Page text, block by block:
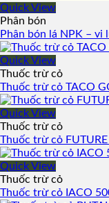
Quick View
Phân bón
Phân bón lá NPK – vi
Quick View
Thuốc trừ cỏ
Thuốc trừ cỏ TACO
Quick View
Thuốc trừ cỏ
Thuốc trừ cỏ FUTURE
Quick View
Thuốc trừ cỏ
Thuốc trừ cỏ IACO